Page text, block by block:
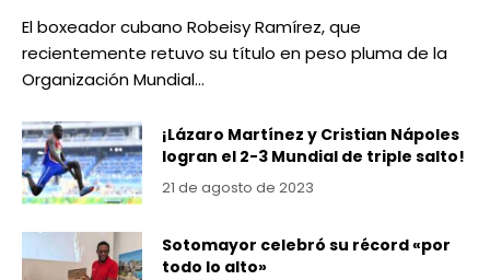
El boxeador cubano Robeisy Ramírez, que
recientemente retuvo su título en peso pluma de la
Organización Mundial…
¡Lázaro Martínez y Cristian Nápoles
logran el 2-3 Mundial de triple salto!
21 de agosto de 2023
Sotomayor celebró su récord «por
todo lo alto»